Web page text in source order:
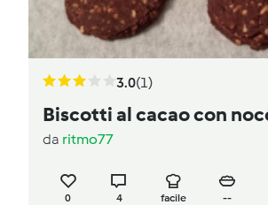
3.0(1)
Biscotti al cacao con
da ritmo77
0 4 facile --